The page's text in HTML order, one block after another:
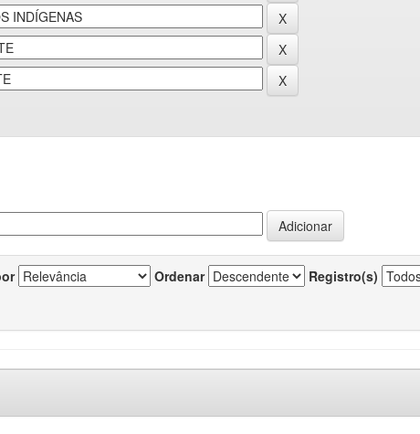
Ordenar Registro(s)